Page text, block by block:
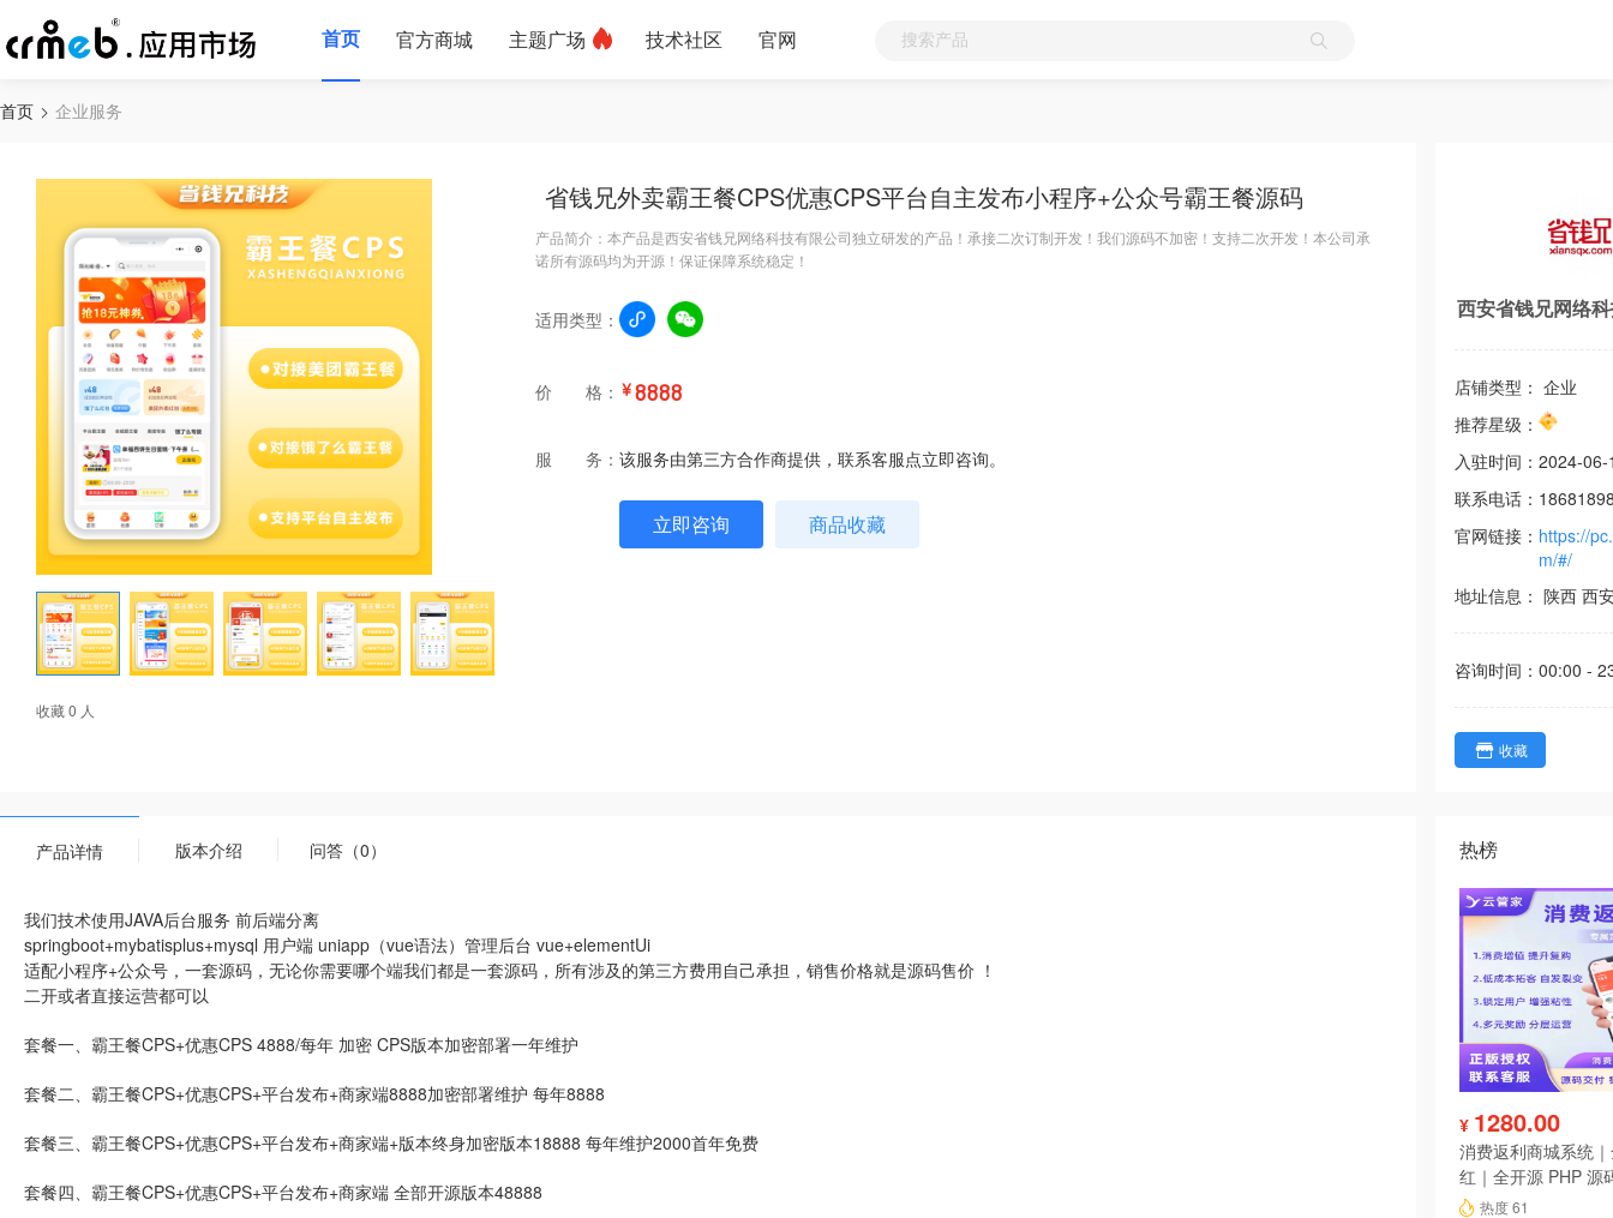
首页 官方商城 主题广场 技术社区 官网
首页 企业服务
收藏 0 人
省钱兄外卖霸王餐CPS优惠CPS平台自主发布小程序+公众号霸王餐源码
产品简介：本产品是西安省钱兄网络科技有限公司独立研发的产品！承接二次订制开发！我们源码不加密！支持二次开发！本公司承
诺所有源码均为开源！保证保障系统稳定！
适用类型：
价 格： ￥8888
服 务： 该服务由第三方合作商提供，联系客服点立即咨询。
立即咨询 商品收藏
西安省钱兄网络
店铺类型： 企业
推荐星级：
入驻时间： 2024-06-
联系电话：
官网链接： https://
m/#/
地址信息： 陕西 西
咨询时间： 00:00 -
收藏
产品详情 版本介绍 问答（0）
我们技术使用JAVA后台服务 前后端分离
springboot+mybatisplus+mysql 用户端 uniapp（vue语法）管理后台 vue+elementUi
适配小程序+公众号，一套源码，无论你需要哪个端我们都是一套源码，所有涉及的第三方费用自己承担，销售价格就是源码售价 ！
二开或者直接运营都可以
套餐一、霸王餐CPS+优惠CPS 4888/每年 加密 CPS版本加密部署一年维护
套餐二、霸王餐CPS+优惠CPS+平台发布+商家端8888加密部署维护 每年8888
套餐三、霸王餐CPS+优惠CPS+平台发布+商家端+版本终身加密版本18888 每年维护2000首年免费
套餐四、霸王餐CPS+优惠CPS+平台发布+商家端 全部开源版本48888
热榜
¥ 1280.00
消费返利商城系统
红｜全开源 PHP 源
热度 61